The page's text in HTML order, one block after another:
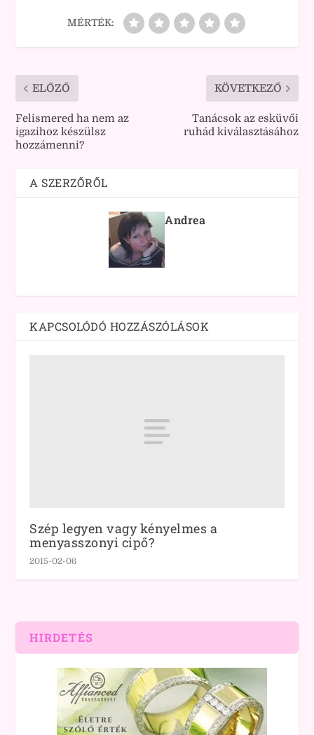
MÉRTÉK:
ELŐZŐ
Felismered ha nem az
igazihoz készülsz
hozzámenni?
KÖVETKEZŐ
Tanácsok az esküvői
ruhád kiválasztásához
A SZERZŐRŐL
Andrea
KAPCSOLÓDÓ HOZZÁSZÓLÁSOK
Szép legyen vagy kényelmes a
menyasszonyi cipő?
2015-02-06
HIRDETÉS